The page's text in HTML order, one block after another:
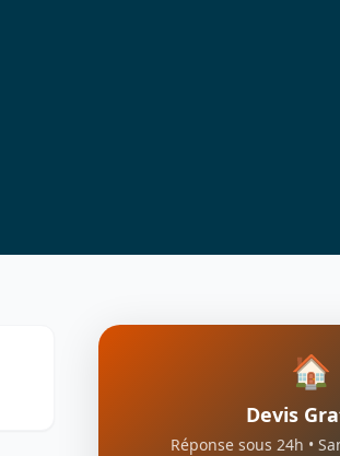
🏠
Devis
Réponse sous 24h •